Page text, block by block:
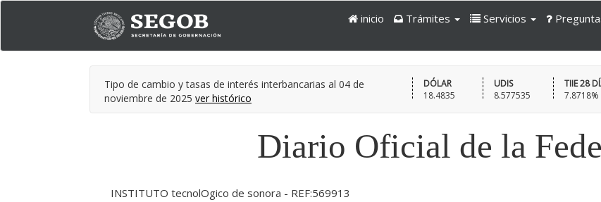
inicio Trámites Servicios
Tipo de cambio y tasas de interés interbancarias al 04 de
noviembre de 2025 ver histórico
DÓLAR
18.4835
UDIS
8.577535
TIIE 28
7.8718%
Diario Oficial de la
INSTITUTO tecnolOgico de sonora - REF:569913